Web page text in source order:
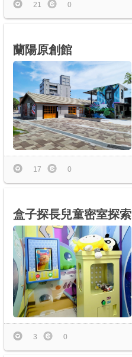
21 0
蘭陽原創館
17 0
盒子探長兒童密室探索
3 0